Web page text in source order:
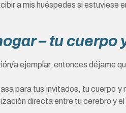
a mis huéspedes si estuviese
– tu cuerpo
a ejemplar, entonces déjame
para tus invitados, tu cuerpo
directa entre tu cerebro y el